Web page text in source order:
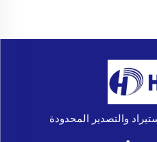
والتصدير المحدودة